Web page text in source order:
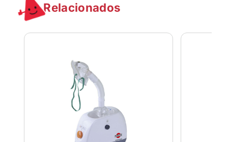
Relacionados